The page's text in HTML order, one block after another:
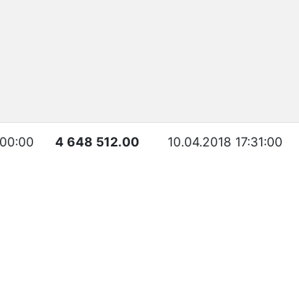
4 648 512.00 10.04.2018 17:31:00